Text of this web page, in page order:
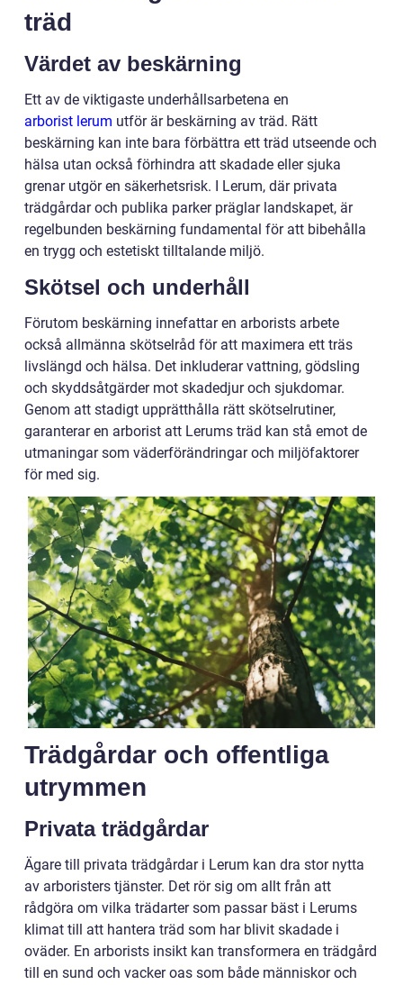
träd
Värdet av beskärning
Ett av de viktigaste underhållsarbetena en
arborist lerum utför är beskärning av träd. Rätt
beskärning kan inte bara förbättra ett träd utseende och
hälsa utan också förhindra att skadade eller sjuka
grenar utgör en säkerhetsrisk. I Lerum, där privata
trädgårdar och publika parker präglar landskapet, är
regelbunden beskärning fundamental för att bibehålla
en trygg och estetiskt tilltalande miljö.
Skötsel och underhåll
Förutom beskärning innefattar en arborists arbete
också allmänna skötselråd för att maximera ett träs
livslängd och hälsa. Det inkluderar vattning, gödsling
och skyddsåtgärder mot skadedjur och sjukdomar.
Genom att stadigt upprätthålla rätt skötselrutiner,
garanterar en arborist att Lerums träd kan stå emot de
utmaningar som väderförändringar och miljöfaktorer
för med sig.
Trädgårdar och offentliga
utrymmen
Privata trädgårdar
Ägare till privata trädgårdar i Lerum kan dra stor nytta
av arboristers tjänster. Det rör sig om allt från att
rådgöra om vilka trädarter som passar bäst i Lerums
klimat till att hantera träd som har blivit skadade i
oväder. En arborists insikt kan transformera en trädgård
till en sund och vacker oas som både människor och